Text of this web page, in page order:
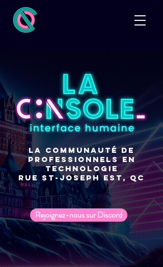
La communauté de
professionnels en
technologie
rue St-Joseph Est, Qc
Rejoignez-nous sur Discord